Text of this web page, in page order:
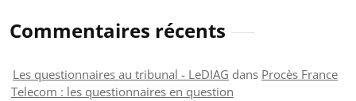
Commentaires récents
Les questionnaires au tribunal - LeDIAG dans Procès France
Telecom : les questionnaires en question